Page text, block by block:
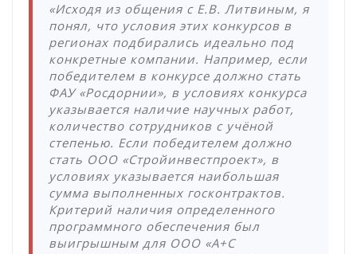
«Исходя из общения с Е.В. Литвиным, я
понял, что условия этих конкурсов в
регионах подбирались идеально под
конкретные компании. Например, если
победителем в конкурсе должно стать
ФАУ «Росдорнии», в условиях конкурса
указывается наличие научных работ,
количество сотрудников с учёной
степенью. Если победителем должно
стать ООО «Стройинвестпроект», в
условиях указывается наибольшая
сумма выполненных госконтрактов.
Критерий наличия определенного
программного обеспечения был
выигрышным для ООО «А+С